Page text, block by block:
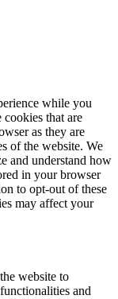
while you
that are
as they are
of the website. We
and understand how
in your browser
to opt-out of these
may affect your
website to
and